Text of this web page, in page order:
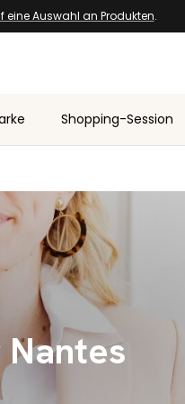
eine Auswahl an Produkten.
Shopping-Session